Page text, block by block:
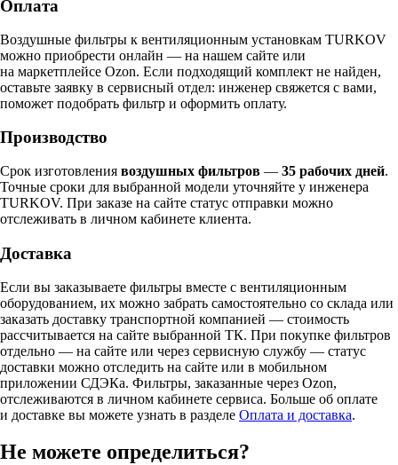
Оплата
Воздушные фильтры к вентиляционным установкам TURKOV
можно приобрести онлайн — на нашем сайте или
на маркетплейсе Ozon. Если подходящий комплект не найден,
оставьте заявку в сервисный отдел: инженер свяжется с вами,
поможет подобрать фильтр и оформить оплату.
Производство
Срок изготовления воздушных фильтров — 35 рабочих дней.
Точные сроки для выбранной модели уточняйте у инженера
TURKOV. При заказе на сайте статус отправки можно
отслеживать в личном кабинете клиента.
Доставка
Если вы заказываете фильтры вместе с вентиляционным
оборудованием, их можно забрать самостоятельно со склада или
заказать доставку транспортной компанией — стоимость
рассчитывается на сайте выбранной ТК. При покупке фильтров
отдельно — на сайте или через сервисную службу — статус
доставки можно отследить на сайте или в мобильном
приложении СДЭКа. Фильтры, заказанные через Ozon,
отслеживаются в личном кабинете сервиса. Больше об оплате
и доставке вы можете узнать в разделе Оплата и доставка.
Не можете определиться?